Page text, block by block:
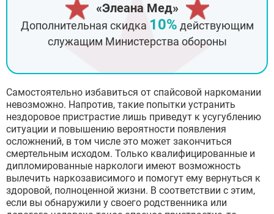
«Элеана Мед»
Дополнительная скидка 10% действующим
служащим Министерства обороны
Самостоятельно избавиться от спайсовой наркомании
невозможно. Напротив, такие попытки устранить
нездоровое пристрастие лишь приведут к усугублению
ситуации и повышению вероятности появления
осложнений, в том числе это может закончиться
смертельным исходом. Только квалифицированные и
дипломированные наркологи имеют возможность
вылечить наркозависимого и помогут ему вернуться к
здоровой, полноценной жизни. В соответствии с этим,
если вы обнаружили у своего родственника или